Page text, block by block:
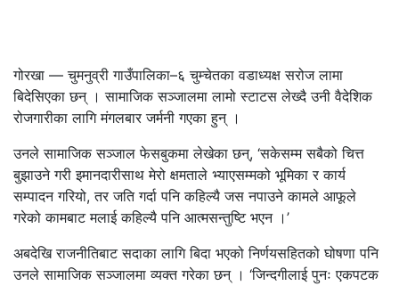
गोरखा — चुमनुव्री गाउँपालिका–६ चुम्चेतका वडाध्यक्ष सरोज लामा
बिदेसिएका छन् । सामाजिक सञ्जालमा लामो स्टाटस लेख्दै उनी वैदेशिक
रोजगारीका लागि मंगलबार जर्मनी गएका हुन् ।
उनले सामाजिक सञ्जाल फेसबुकमा लेखेका छन्, ‘सकेसम्म सबैको चित्त
बुझाउने गरी इमानदारीसाथ मेरो क्षमताले भ्याएसम्मको भूमिका र कार्य
सम्पादन गरियो, तर जति गर्दा पनि कहिल्यै जस नपाउने कामले आफूले
गरेको कामबाट मलाई कहिल्यै पनि आत्मसन्तुष्टि भएन ।’
अबदेखि राजनीतिबाट सदाका लागि बिदा भएको निर्णयसहितको घोषणा पनि
उनले सामाजिक सञ्जालमा व्यक्त गरेका छन् । ‘जिन्दगीलाई पुनः एकपटक